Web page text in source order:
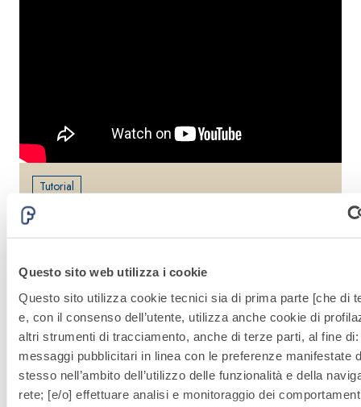
Questo sito web utilizza i cookie
Questo sito utilizza cookie tecnici sia di prima parte [che di
e, con il consenso dell’utente, utilizza anche cookie di
altri strumenti di tracciamento, anche di terze parti, al fine
messaggi pubblicitari in linea con le preferenze manifestate
stesso nell’ambito dell’utilizzo delle funzionalità e della
rete; [e/o] effettuare analisi e monitoraggio dei
Tutorial
Scopri come posare correttamente AQUAZIP
ECO-LAMINA 2D.
Altri prodotti della stessa linea